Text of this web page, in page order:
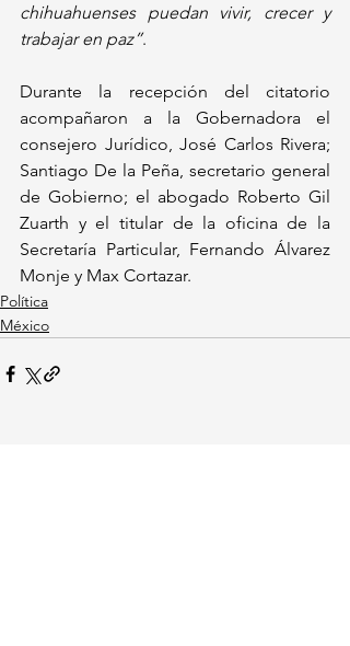
chihuahuenses puedan vivir, crecer y
trabajar en paz”.
Durante la recepción del citatorio
acompañaron a la Gobernadora el
consejero Jurídico, José Carlos Rivera;
Santiago De la Peña, secretario general
de Gobierno; el abogado Roberto Gil
Zuarth y el titular de la oficina de la
Secretaría Particular, Fernando Álvarez
Monje y Max Cortazar.
Política
México